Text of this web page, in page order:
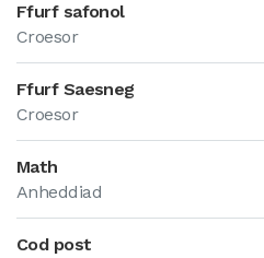
Ffurf safonol
Croesor
Ffurf Saesneg
Croesor
Math
Anheddiad
Cod post